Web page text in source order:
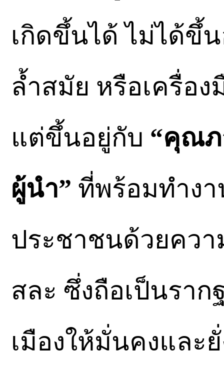
เกิดขึ้นได้ ไม่ได้ขึ้
ล้ำสมัย หรือเครื่อง
แต่ขึ้นอยู่กับ “คุณภ
ผู้นำ” ที่พร้อมทำง
ประชาชนด้วยควา
สละ ซึ่งถือเป็นรา
เมืองให้มั่นคงและ